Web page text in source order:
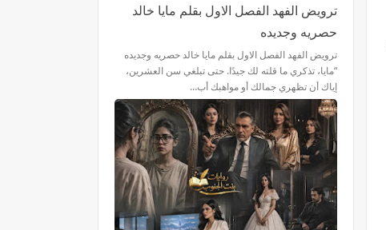
ترويض الفهد الفصل الاول بقلم مايا خالد
حصريه وجديده
ترويض الفهد الفصل الاول بقلم مايا خالد حصريه وجديده
“مايا، تذكري ما قلته لك جيدًا. حتى تبلغي سن العشرين،
إياك أن تظهري جمالك أو مواهبك أب…